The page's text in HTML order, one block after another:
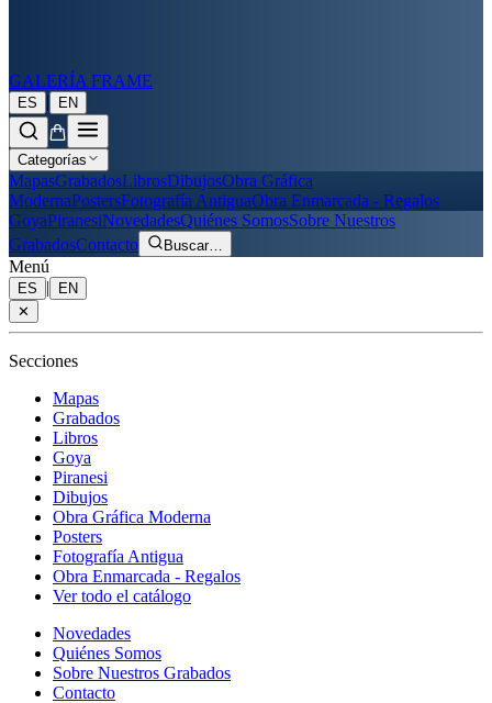
GALERÍA FRAME
ES | EN
Categorías
MapasGrabadosLibrosDibujosObra Gráfica
ModernaPostersFotografía AntiguaObra Enmarcada - Regalos
GoyaPiranesiNovedadesQuiénes SomosSobre Nuestros
GrabadosContacto Buscar…
Menú
ES |
EN
✕
Secciones
Mapas
Grabados
Libros
Goya
Piranesi
Dibujos
Obra Gráfica Moderna
Posters
Fotografía Antigua
Obra Enmarcada - Regalos
Ver todo el catálogo
Novedades
Quiénes Somos
Sobre Nuestros Grabados
Contacto